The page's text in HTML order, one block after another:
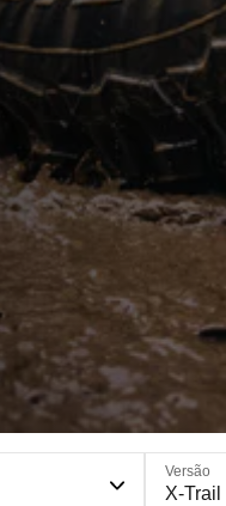
Versão
X-Trail II